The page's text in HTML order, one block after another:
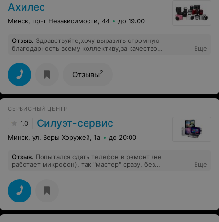
Ахилес
Минск, пр-т Независимости, 44 до 19:00
Отзыв. Здравствуйте,хочу выразить огромную
благодарность всему коллективу,за качество
раз,ремонтировали и телефоны,и ноутбуки и зарядное
к ним,фотоаппарат, оставалась довольна качеством и
оперативностью данной мастерской,спасибо Вам
огромное,(являюсь постоянным клиентом
мастерской"Ахилес"
Еще
Отзывы2
СЕРВИСНЫЙ ЦЕНТР
1.0 Силуэт-сервис
Минск, ул. Веры Хоружей, 1а до 20:00
Отзыв. Попытался сдать телефон в ремонт (не
работает микрофон), так "мастер" сразу, без
оставлять телефон на несколько часов, мол разбирать
сложно. А для того, чтобы вскрыть телефон
необходимо отклеить заднюю стенку (у меня это
заняло 30 секунд). И за работу загнул сразу, т.е. не
диагностируя - 40 рублей. Не советую обращаться. Во-
Еще